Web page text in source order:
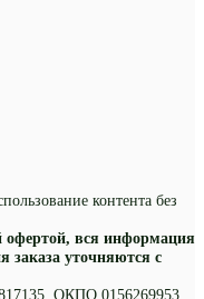
контента без
офертой, вся информация
заказа уточняются с
ОКПО 0156269953,